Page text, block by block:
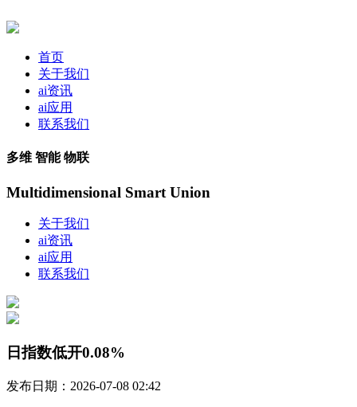
首页
关于我们
ai资讯
ai应用
联系我们
多维 智能 物联
Multidimensional Smart Union
关于我们
ai资讯
ai应用
联系我们
日指数低开0.08%
发布日期：2026-07-08 02:42